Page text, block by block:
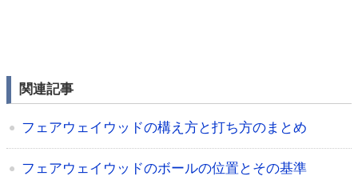
関連記事
フェアウェイウッドの構え方と打ち方のまとめ
フェアウェイウッドのボールの位置とその基準